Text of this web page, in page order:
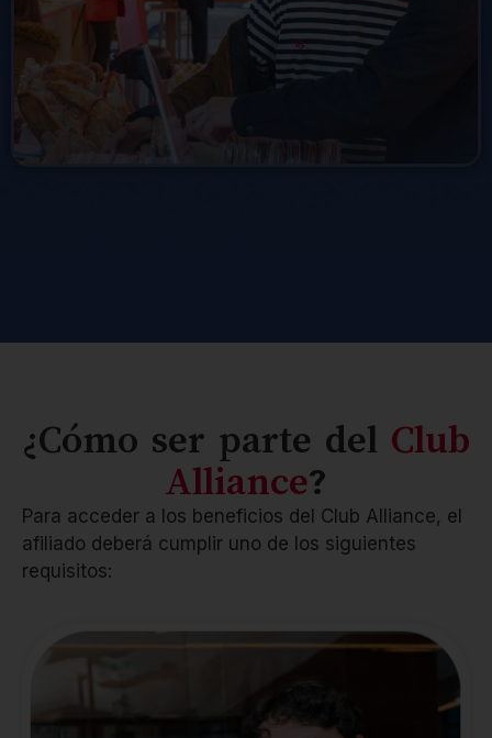
¿Cómo ser parte del Club
Alliance?
Para acceder a los beneficios del Club Alliance, el
afiliado deberá cumplir uno de los siguientes
requisitos: